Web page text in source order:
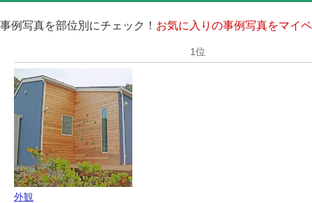
事例写真を部位別にチェック！ お気に入りの事例写真をマイ
外観